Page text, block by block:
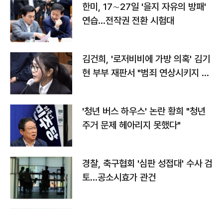
한미, 17∼27일 '을지 자유의 방패'
연습…전작권 전환 시험대
김건희, '로저비비에 가방 의혹' 김기
현 부부 재판서 "범죄 연상시키지 말
'청년 버스 하우스' 논란 황희 "청년
주거 문제 헤아리지 못했다"
경찰, 축구협회 '심판 성접대' 수사 검
토…공소시효가 관건